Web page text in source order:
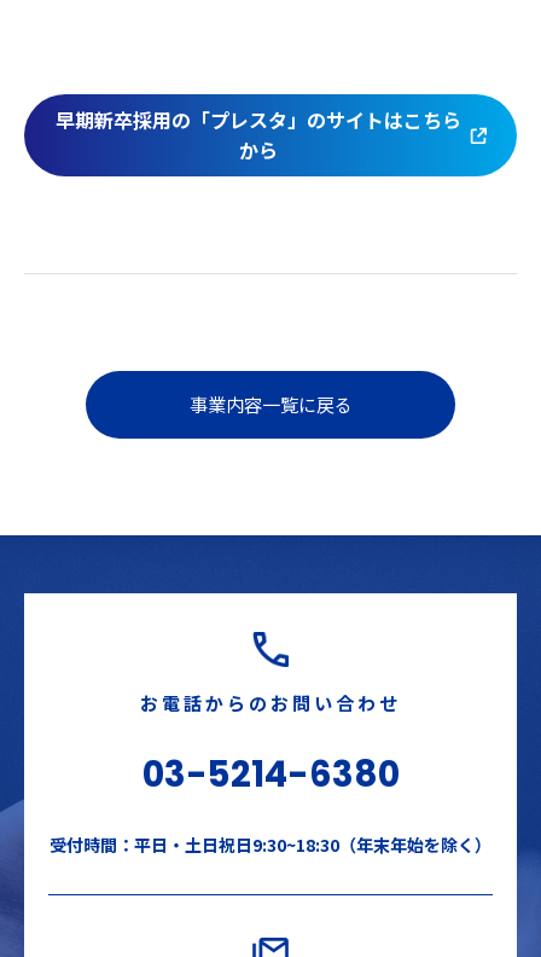
早期新卒採用の「プレスタ」のサイトはこちら
から
事業内容一覧に戻る
お電話からのお問い合わせ
03-5214-6380
受付時間：平日・土日祝日9:30~18:30（年末年始を除く）